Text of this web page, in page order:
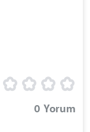
0 Yorum